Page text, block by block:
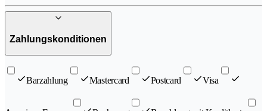
Zahlungskonditionen
Barzahlung Mastercard Postcard Visa